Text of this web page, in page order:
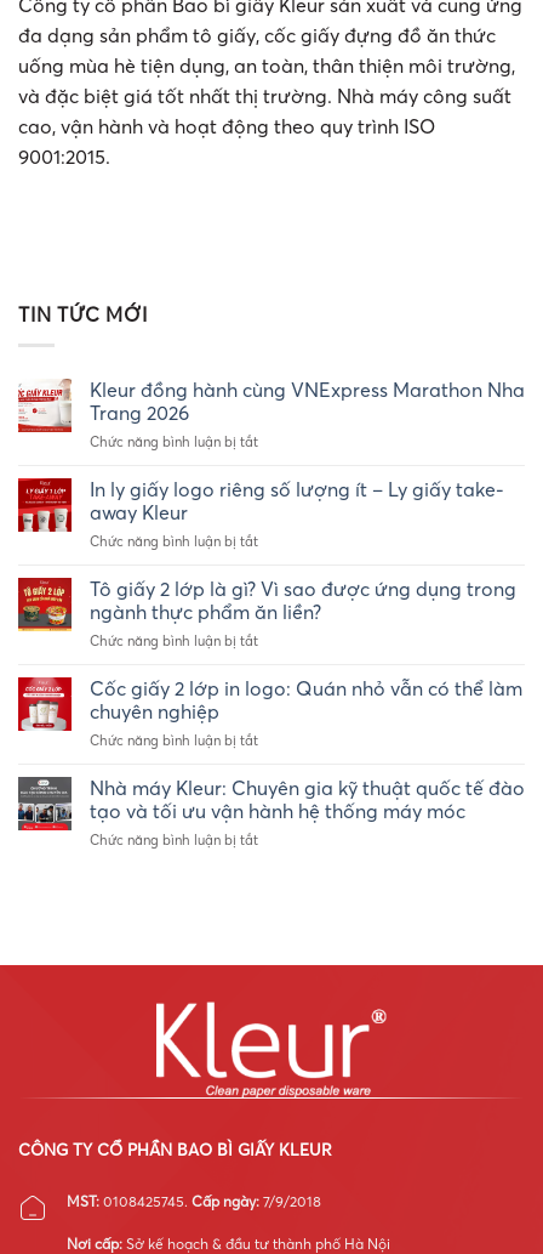
Công ty cổ phần Bao bì giấy Kleur sản xuất và cung ứng
đa dạng sản phẩm tô giấy, cốc giấy đựng đồ ăn thức
uống mùa hè tiện dụng, an toàn, thân thiện môi trường,
và đặc biệt giá tốt nhất thị trường. Nhà máy công suất
cao, vận hành và hoạt động theo quy trình ISO
9001:2015.
TIN TỨC MỚI
Kleur đồng hành cùng VNExpress Marathon Nha
Trang 2026
Chức năng bình luận bị tắtở
đồng
hành
VNExpress
Nha
Trang
In ly giấy logo riêng số lượng ít – Ly giấy take-
away Kleur
Chức năng bình luận bị tắtở
ly
giấy
logo
riêng
lượng
ít
Ly
take-
away
Tô giấy 2 lớp là gì? Vì sao được ứng dụng trong
ngành thực phẩm ăn liền?
Chức năng bình luận bị tắtở
2
là
Vì
sao
ứng
ăn
Cốc giấy 2 lớp in logo: Quán nhỏ vẫn có thể làm
chuyên nghiệp
Chức năng bình luận bị tắtở
giấy
2
lớp
in
thể
nghiệp
Nhà máy Kleur: Chuyên gia kỹ thuật quốc tế đào
tạo và tối ưu vận hành hệ thống máy móc
Chức năng bình luận bị tắtở
kỹ
tế
đào
và
vận
thống
CÔNG TY CỔ PHẦN BAO BÌ GIẤY KLEUR
MST: 0108425745. Cấp ngày: 7/9/2018
Nơi cấp: Sở kế hoạch & đầu tư thành phố Hà Nội